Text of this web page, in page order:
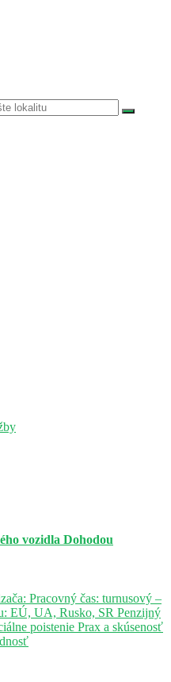
vozidla Dohodou
Pracovný čas: turnusový –
EÚ, UA, Rusko, SR Penzijný
poistenie Prax a skúsenosť